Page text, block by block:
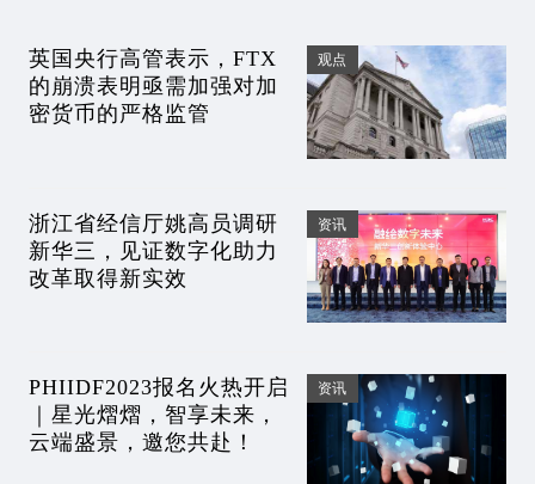
英国央行高管表示，FTX
的崩溃表明亟需加强对加
密货币的严格监管
观点
浙江省经信厅姚高员调研
新华三，见证数字化助力
改革取得新实效
资讯
PHIIDF2023报名火热开启
｜星光熠熠，智享未来，
云端盛景，邀您共赴！
资讯